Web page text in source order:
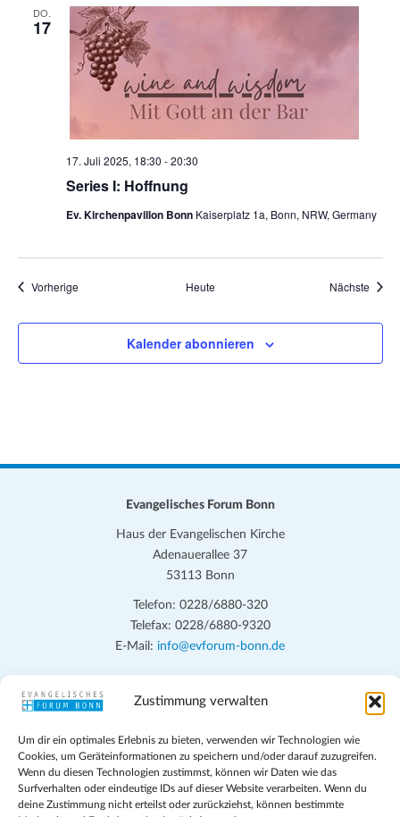
Zustimmung verwalten
Um dir ein optimales Erlebnis zu bieten, verwenden wir Technologien wie
Cookies, um Geräteinformationen zu speichern und/oder darauf zuzugreifen.
Wenn du diesen Technologien zustimmst, können wir Daten wie das
Surfverhalten oder eindeutige IDs auf dieser Website verarbeiten. Wenn du
deine Zustimmung nicht erteilst oder zurückziehst, können bestimmte
DO.
17
Series I: Hoffnung
17. Juli 2025, 18:30 -20:30
Ev. Kirchenpavillon Bonn Kaiserplatz 1a, Bonn, NRW, Germany
VorherigeVeranstaltungen Heute Nächste
Kalender abonnieren
Evangelisches Forum Bonn
Haus der Evangelischen Kirche
Adenauerallee 37
53113 Bonn
Telefon: 0228/6880-320
Telefax: 0228/6880-9320
E-Mail: info@evforum-bonn.de
Veranstaltungen und den Angeboten vor Ort auf Grundfragen des
eingehen, zu offener Begegnung und ehrlicher Auseinandersetzung
anregen und mithelfen, aus der Verheißung des Evangeliums heraus
im individuellen und gesellschaftlichen Leben verantwortlich zu
denken, zu reden und zu handeln.